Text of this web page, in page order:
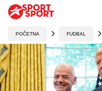
POČETNA FUDBAL